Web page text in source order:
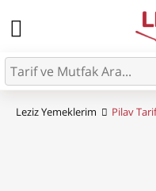
Leziz Yemeklerim Pilav